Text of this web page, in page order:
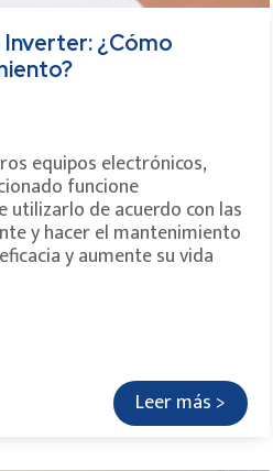
¿Cómo
equipos electrónicos,
funcione
utilizarlo de acuerdo con las
y hacer el mantenimiento
y aumente su vida
Leer más >